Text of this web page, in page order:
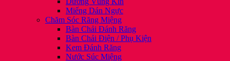
Miếng Dán Ngực
Chăm Sóc Răng Miệng
Bàn Chải Đánh Răng
Bàn Chải Điện / Phụ Kiện
Kem Đánh Răng
Nước Súc Miệng